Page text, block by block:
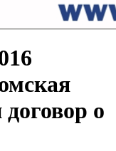
о